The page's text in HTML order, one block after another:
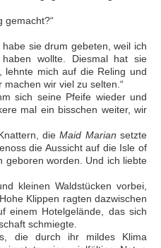
gemacht?“
sie drum gebeten, weil ich
wollte. Diesmal hat sie
lehnte mich auf die Reling und
wir viel zu selten.“
sich seine Pfeife wieder und
mal ein bisschen weiter, wir
dieMaid Marian setzte
die Aussicht auf die Isle of
geboren worden. Und ich liebte
kleinen Waldstücken vorbei,
Klippen ragten dazwischen
einem Hotelgelände, das sich
schmiegte.
die durch ihr mildes Klima